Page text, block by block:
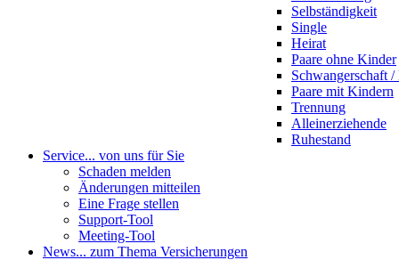
Selbständigkeit
Single
Heirat
Paare ohne Kinder
Schwangerschaft
Paare mit Kindern
Trennung
Alleinerziehende
Ruhestand
Service... von uns für Sie
Schaden melden
Änderungen mitteilen
Eine Frage stellen
Support-Tool
Meeting-Tool
News... zum Thema Versicherungen